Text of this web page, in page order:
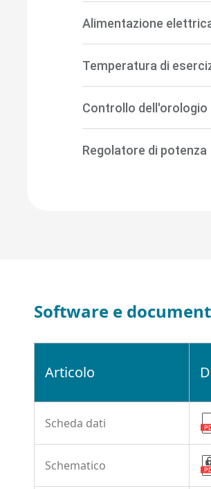
Alimentazione
Temperatura di
Controllo dell'orologio
Regolatore di potenza
Software e
Articolo
Scheda dati
Schematico